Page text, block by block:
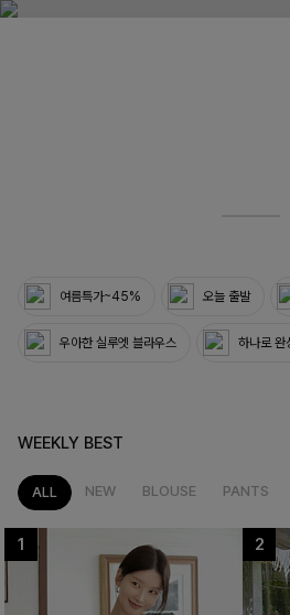
여름특가~45% 오늘 출발
우아한 실루엣 블라우스 하나로 완
WEEKLY BEST
ALL NEW BLOUSE PANTS